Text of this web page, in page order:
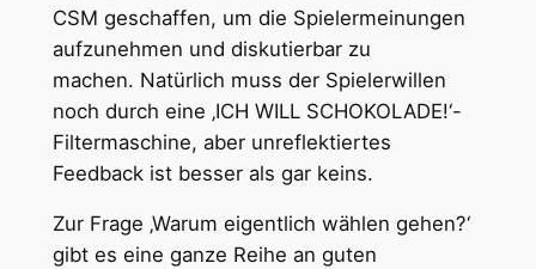
CSM geschaffen, um die Spielermeinungen
aufzunehmen und diskutierbar zu
machen. Natürlich muss der Spielerwillen
noch durch eine ‚ICH WILL SCHOKOLADE!‘-
Filtermaschine, aber unreflektiertes
Feedback ist besser als gar keins.
Zur Frage ‚Warum eigentlich wählen gehen?‘
gibt es eine ganze Reihe an guten